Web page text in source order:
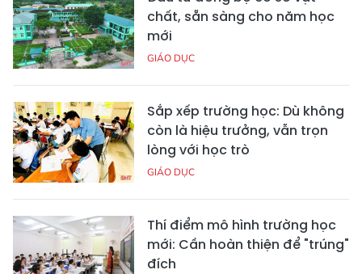
chất, sẵn sàng cho năm học
mới
GIÁO DỤC
Sắp xếp trường học: Dù không
còn là hiệu trưởng, vẫn trọn
lòng với học trò
GIÁO DỤC
Thí điểm mô hình trường học
mới: Cần hoàn thiện để "trúng"
đích